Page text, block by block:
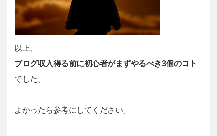
以上、
ブログ収入得る前に初心者がまずやるべき3個のコト
でした。
よかったら参考にしてください。